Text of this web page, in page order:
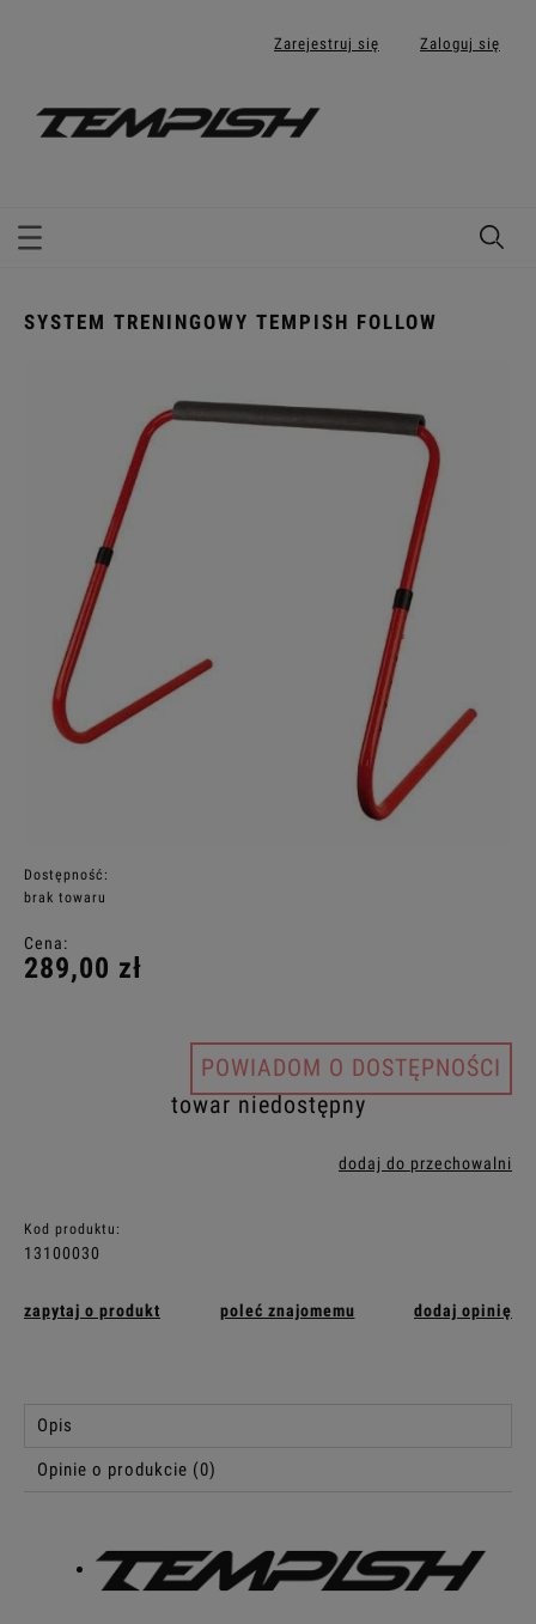
Zarejestruj się Zaloguj się
SYSTEM TRENINGOWY TEMPISH FOLLOW
Dostępność:
brak towaru
Cena:
289,00 zł
POWIADOM O DOSTĘPNOŚCI
towar niedostępny
dodaj do przechowalni
Kod produktu:
13100030
zapytaj o produkt poleć znajomemu dodaj opinię
Opis
Opinie o produkcie (0)